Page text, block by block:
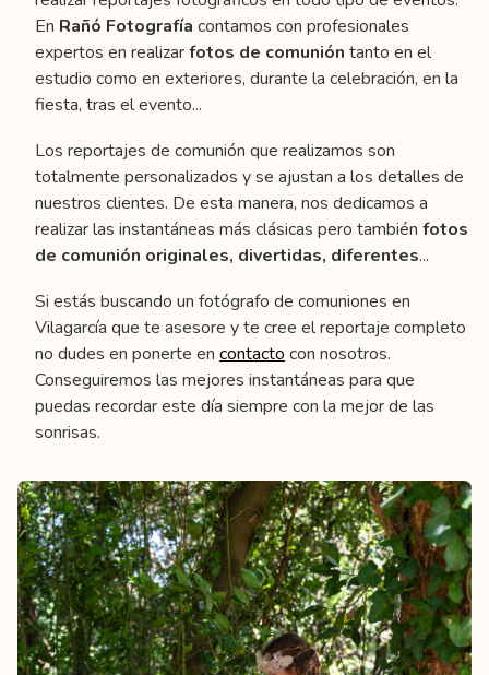
En Rañó Fotografía contamos con profesionales
expertos en realizarfotos de comunión tanto en el
estudio como en exteriores, durante la celebración, en la
fiesta, tras el evento...
Los reportajes de comunión que realizamos son
totalmente personalizados y se ajustan a los detalles de
nuestros clientes. De esta manera, nos dedicamos a
realizar las instantáneas más clásicas pero también fotos
de comunión originales, divertidas, diferentes...
Si estás buscando un fotógrafo de comuniones en
Vilagarcía que te asesore y te cree el reportaje completo
no dudes en ponerte en contacto con nosotros.
Conseguiremos las mejores instantáneas para que
puedas recordar este día siempre con la mejor de las
sonrisas.